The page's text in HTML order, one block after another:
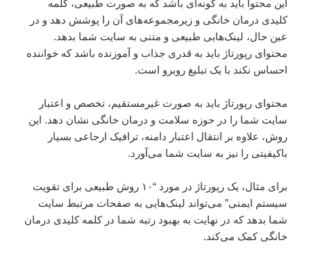
این محتوا باید به گونه‌ای باشد که به صورت طبیعی، کلمه
کلیدی درمان خانگی و زیرمجموعه‌های آن را پوشش دهد و در
عین حال، لینک‌هایی طبیعی و متنی به سایت شما بدهد.
محتوای رپورتاژ باید به قدری جذاب و آموزنده باشد که خواننده
احساس نکند با یک تبلیغ روبرو است.
محتوای رپورتاژ باید به صورت غیرمستقیم، تخصص و اعتبار
سایت شما را در حوزه سلامت و درمان خانگی نشان دهد. این
روش، علاوه بر انتقال اعتبار دامنه، ترافیک ارجاعی بسیار
باکیفیتی را نیز به سایت شما می‌آورد.
برای مثال، یک رپورتاژ در مورد “۱۰ روش طبیعی برای تقویت
سیستم ایمنی” می‌تواند لینک‌هایی به صفحات مرتبط سایت
شما بدهد که در نهایت به بهبود رتبه شما در کلمه کلیدی درمان
خانگی کمک می‌کند.